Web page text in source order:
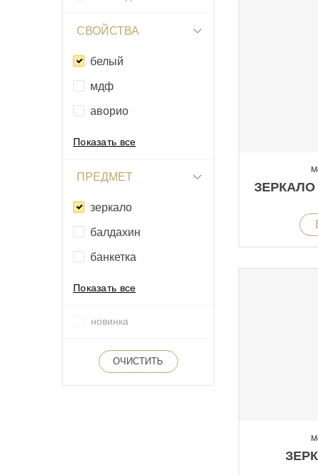
СВОЙСТВА
белый
мдф
аворио
Показать все
ПРЕДМЕТ
зеркало
балдахин
банкетка
Показать все
новинка
ОЧИСТИТЬ